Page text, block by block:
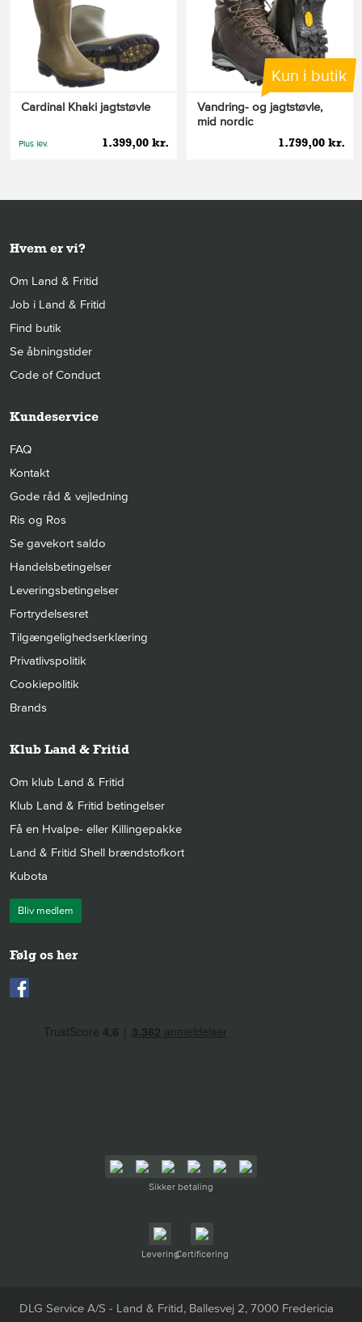
Cardinal Khaki jagtstøvle
1.399,00 kr.
Plus lev.
Kun i butik
Vandring- og jagtstøvle,
mid nordic
1.799,00 kr.
Hvem er vi?
Om Land & Fritid
Job i Land & Fritid
Find butik
Se åbningstider
Code of Conduct
Kundeservice
FAQ
Kontakt
Gode råd & vejledning
Ris og Ros
Se gavekort saldo
Handelsbetingelser
Leveringsbetingelser
Fortrydelsesret
Tilgængelighedserklæring
Privatlivspolitik
Cookiepolitik
Brands
Klub Land & Fritid
Om klub Land & Fritid
Klub Land & Fritid betingelser
Få en Hvalpe- eller Killingepakke
Land & Fritid Shell brændstofkort
Kubota
Bliv medlem
Følg os her
Sikker betaling
LeveringCertificering
DLG Service A/S - Land & Fritid, Ballesvej 2, 7000 Fredericia